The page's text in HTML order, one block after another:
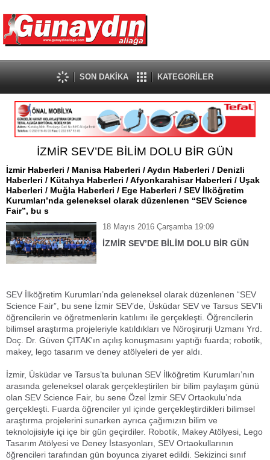
SON DAKİKA KATEGORİLER
İZMİR SEV’DE BİLİM DOLU BİR GÜN
İzmir Haberleri / Manisa Haberleri / Aydın Haberleri / Denizli
Haberleri / Kütahya Haberleri / Afyonkarahisar Haberleri / Uşak
Haberleri / Muğla Haberleri / Ege Haberleri / SEV İlköğretim
Kurumları’nda geleneksel olarak düzenlenen “SEV Science
Fair”, bu s
18 Mayıs 2016 Çarşamba 19:09
İZMİR SEV’DE BİLİM DOLU BİR GÜN
SEV İlköğretim Kurumları’nda geleneksel olarak düzenlenen “SEV
Science Fair”, bu sene İzmir SEV’de, Üsküdar SEV ve Tarsus SEV’li
öğrencilerin ve öğretmenlerin katılımı ile gerçekleşti. Öğrencilerin
bilimsel araştırma projeleriyle katıldıkları ve Nöroşirurji Uzmanı Yrd.
Doç. Dr. Güven ÇITAK'ın açılış konuşmasını yaptığı fuarda; robotik,
makey, lego tasarım ve deney atölyeleri de yer aldı.
İzmir, Üsküdar ve Tarsus’ta bulunan SEV İlköğretim Kurumları’nın
arasında geleneksel olarak gerçekleştirilen bir bilim paylaşım günü
olan SEV Science Fair, bu sene Özel İzmir SEV Ortaokulu’nda
gerçekleşti. Fuarda öğrenciler yıl içinde gerçekleştirdikleri bilimsel
araştırma projelerini sunarken ayrıca çağımızın bilim ve
teknolojisiyle içi içe bir gün geçirdiler. Robotik, Makey Atölyesi, Lego
Tasarım Atölyesi ve Deney İstasyonları, SEV Ortaokullarının
öğrencileri tarafından gün boyunca ziyaret edildi. Sekizinci sınıf